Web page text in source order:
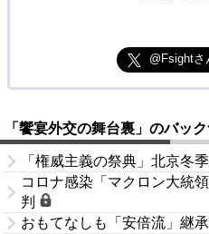
@Fsightさ
「饗宴外交の舞台裏」のバッ
「権威主義の祭典」北京冬
コロナ感染「マクロン大統
判
おもてなしも「安倍流」継